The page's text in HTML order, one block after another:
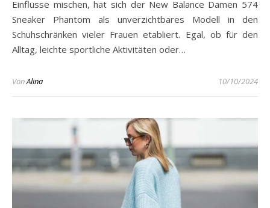
Einflüsse mischen, hat sich der New Balance Damen 574
Sneaker Phantom als unverzichtbares Modell in den
Schuhschränken vieler Frauen etabliert. Egal, ob für den
Alltag, leichte sportliche Aktivitäten oder…
VonAlina 10/10/2024